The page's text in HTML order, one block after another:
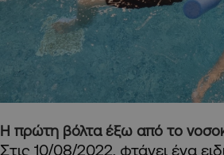
Η πρώτη βόλτα έξω από το
Στις 10/08/2022, φτάνει ένα